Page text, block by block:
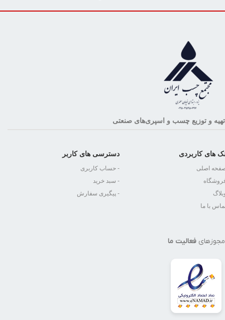
تهیه و توزیع چسب و اسپری‌های صنعتی
های کاربردی
اصلی
با ما
دسترسی های کاربر
- حساب کاربری
- سبد خرید
- پیگیری سفارش
مجوزهای فعالیت ما